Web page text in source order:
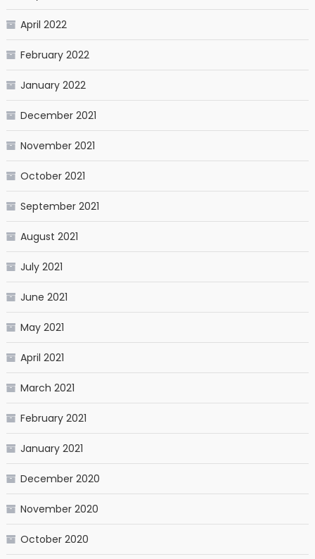
April 2022
February 2022
January 2022
December 2021
November 2021
October 2021
September 2021
August 2021
July 2021
June 2021
May 2021
April 2021
March 2021
February 2021
January 2021
December 2020
November 2020
October 2020